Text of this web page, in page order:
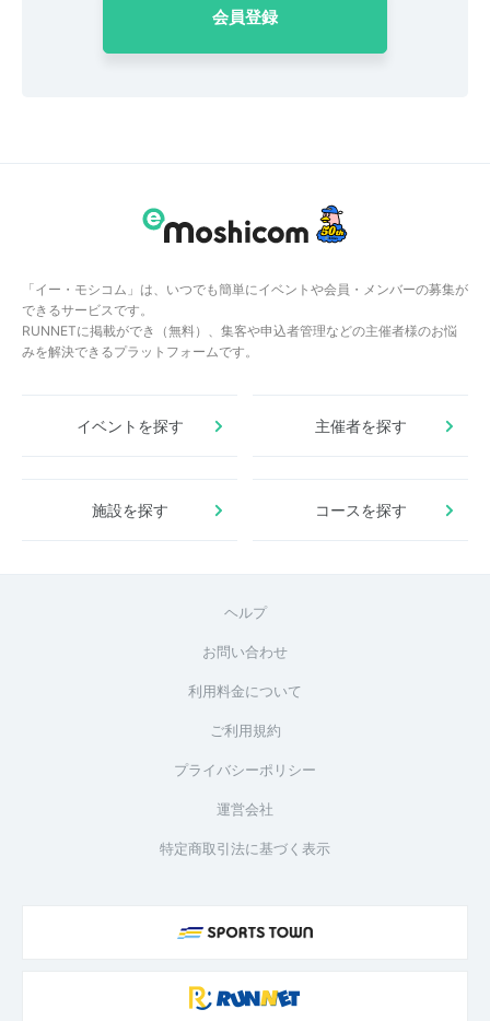
会員登録
「イー・モシコム」は、いつでも簡単にイベントや会員・メンバーの募集が
できるサービスです。
RUNNETに掲載ができ（無料）、集客や申込者管理などの主催者様のお悩
みを解決できるプラットフォームです。
イベントを探す 主催者を探す
施設を探す コースを探す
ヘルプ
お問い合わせ
利用料金について
ご利用規約
プライバシーポリシー
運営会社
特定商取引法に基づく表示